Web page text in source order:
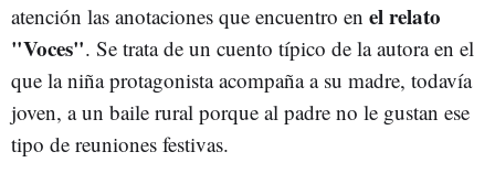
atención las anotaciones que encuentro en el relato
"Voces". Se trata de un cuento típico de la autora en el
que la niña protagonista acompaña a su madre, todavía
joven, a un baile rural porque al padre no le gustan ese
tipo de reuniones festivas.